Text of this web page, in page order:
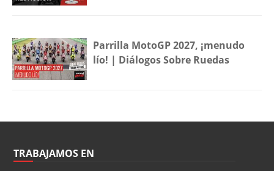
Parrilla MotoGP 2027, ¡menudo
lío! | Diálogos Sobre Ruedas
TRABAJAMOS EN